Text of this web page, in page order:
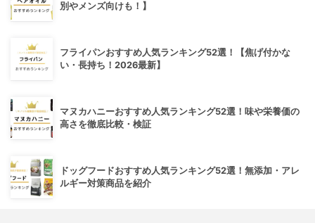
別やメンズ向けも！】
フライパンおすすめ人気ランキング52選！【焦げ付かな
い・長持ち！2026最新】
マヌカハニーおすすめ人気ランキング52選！味や栄養価の
高さを徹底比較・検証
ドッグフードおすすめ人気ランキング52選！無添加・アレ
ルギー対策商品を紹介